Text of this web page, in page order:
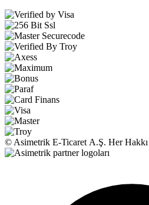
© Asimetrik E‑Ticaret A.Ş. Her Hakkı